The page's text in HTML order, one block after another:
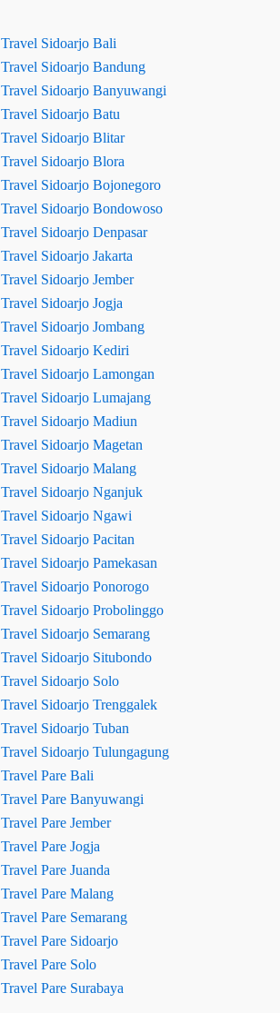
Travel Sidoarjo Bali
Travel Sidoarjo Bandung
Travel Sidoarjo Banyuwangi
Travel Sidoarjo Batu
Travel Sidoarjo Blitar
Travel Sidoarjo Blora
Travel Sidoarjo Bojonegoro
Travel Sidoarjo Bondowoso
Travel Sidoarjo Denpasar
Travel Sidoarjo Jakarta
Travel Sidoarjo Jember
Travel Sidoarjo Jogja
Travel Sidoarjo Jombang
Travel Sidoarjo Kediri
Travel Sidoarjo Lamongan
Travel Sidoarjo Lumajang
Travel Sidoarjo Madiun
Travel Sidoarjo Magetan
Travel Sidoarjo Malang
Travel Sidoarjo Nganjuk
Travel Sidoarjo Ngawi
Travel Sidoarjo Pacitan
Travel Sidoarjo Pamekasan
Travel Sidoarjo Ponorogo
Travel Sidoarjo Probolinggo
Travel Sidoarjo Semarang
Travel Sidoarjo Situbondo
Travel Sidoarjo Solo
Travel Sidoarjo Trenggalek
Travel Sidoarjo Tuban
Travel Sidoarjo Tulungagung
Travel Pare Bali
Travel Pare Banyuwangi
Travel Pare Jember
Travel Pare Jogja
Travel Pare Juanda
Travel Pare Malang
Travel Pare Semarang
Travel Pare Sidoarjo
Travel Pare Solo
Travel Pare Surabaya